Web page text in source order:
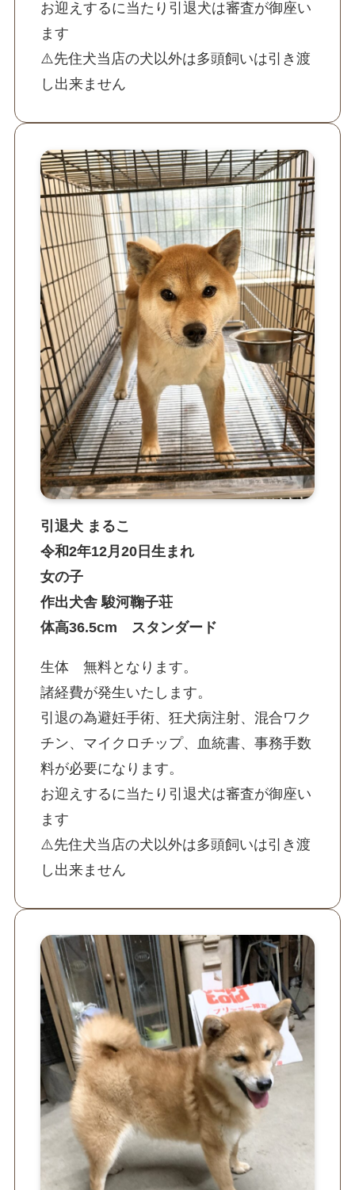
お迎えするに当たり引退犬は審査が御座い
ます
⚠️先住犬当店の犬以外は多頭飼いは引き渡
し出来ません
引退犬 まるこ
令和2年12月20日生まれ
女の子
作出犬舎 駿河鞠子荘
体高36.5cm スタンダード
生体 無料となります。
諸経費が発生いたします。
引退の為避妊手術、狂犬病注射、混合ワク
チン、マイクロチップ、血統書、事務手数
料が必要になります。
お迎えするに当たり引退犬は審査が御座い
ます
⚠️先住犬当店の犬以外は多頭飼いは引き渡
し出来ません